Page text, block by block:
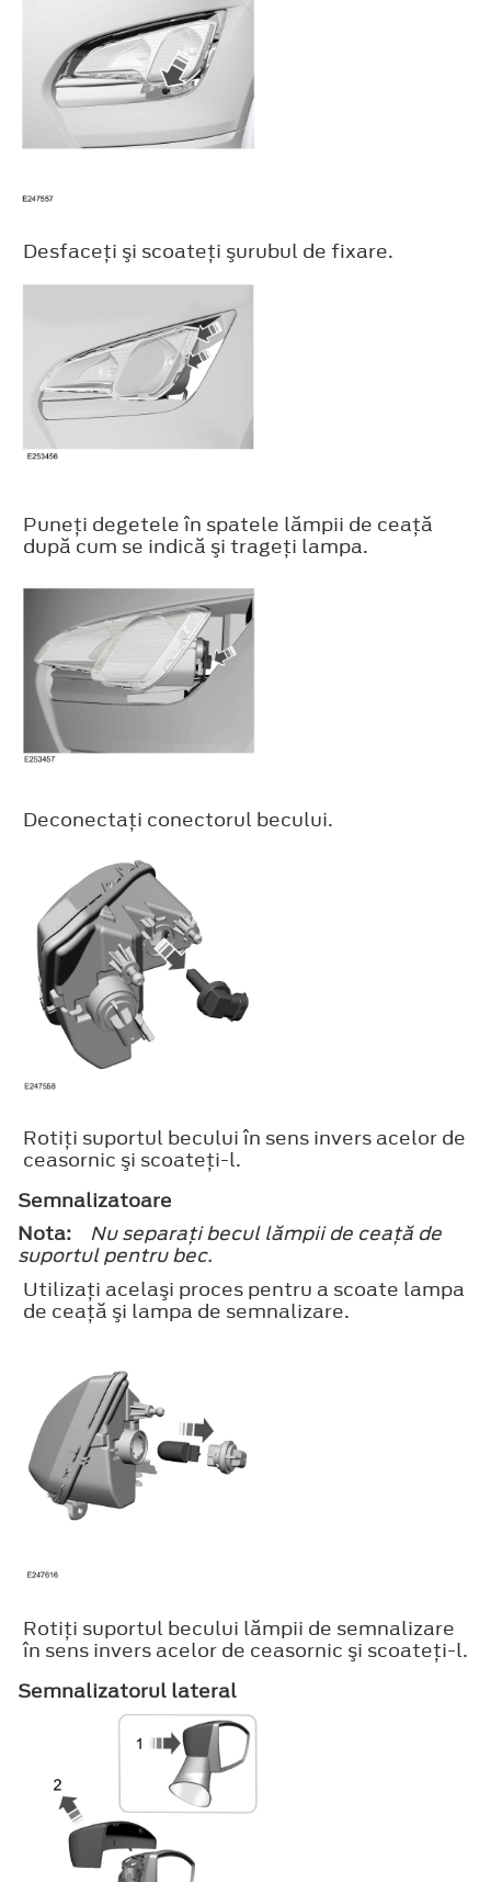
Desfaceţi şi scoateţi şurubul de fixare.
Puneţi degetele în spatele lămpii de ceaţă
după cum se indică şi trageţi lampa.
Deconectaţi conectorul becului.
Rotiţi suportul becului în sens invers acelor de
ceasornic şi scoateţi-l.
Semnalizatoare
Nota:
Nu separaţi becul lămpii de ceaţă de
suportul pentru bec.
Utilizaţi acelaşi proces pentru a scoate lampa
de ceaţă şi lampa de semnalizare.
Rotiţi suportul becului lămpii de semnalizare
în sens invers acelor de ceasornic şi scoateţi-l.
Semnalizatorul lateral